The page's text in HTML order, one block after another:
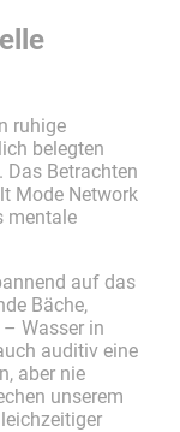
ruhige
belegten
Das Betrachten
Mode Network
mentale
auf das
Bäche,
Wasser in
auditiv eine
aber nie
unserem